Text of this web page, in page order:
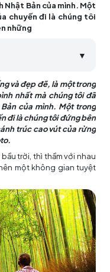
Bản của mình. Một
chuyến đi là chúng tôi
những
▼
và đẹp đẽ, là một trong
nhất mà chúng tôi đã
của mình. Một trong
đi là chúng tôi đứng bên
trúc cao vút của rừng
trời, thì thầm với nhau
một không gian tuyệt